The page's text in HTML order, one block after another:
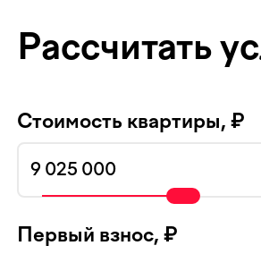
Рассчитать
Стоимость квартиры, ₽
Первый взнос, ₽